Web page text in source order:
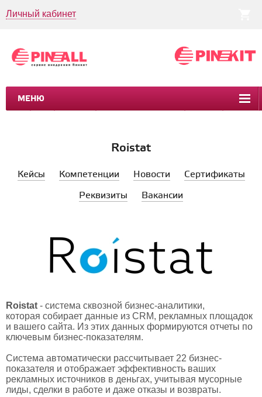
Личный кабинет
МЕНЮ
CRM CMS КЕЙСЫ
Roistat
Кейсы Компетенции Новости
Сертификаты
Реквизиты
Вакансии
Roistat - система сквозной бизнес-аналитики,
которая собирает данные из CRM, рекламных площадок
и вашего сайта. Из этих данных формируются отчеты по
ключевым бизнес-показателям.
Система автоматически рассчитывает 22 бизнес-
показателя и отображает эффективность ваших
рекламных источников в деньгах, учитывая мусорные
лиды, сделки в работе и даже отказы и возвраты.